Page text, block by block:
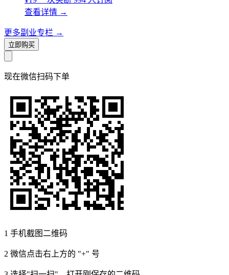
查看详情 →
更多副业专栏 →
立即购买
现在微信扫码下单
1 手机截图二维码
2 微信点击右上方的 "+" 号